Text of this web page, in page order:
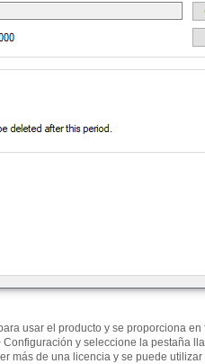
usar el producto y se proporciona
y seleccione la pestaña
más de una licencia y se puede